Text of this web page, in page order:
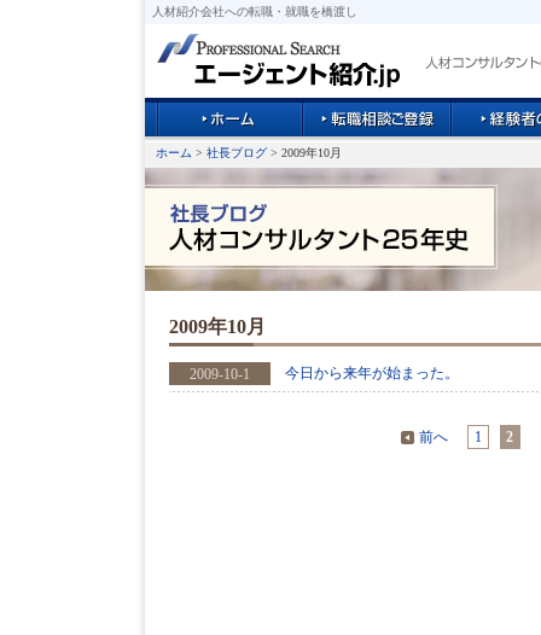
人材紹介会社への転職・就職を橋渡し
ホーム > 社長ブログ > 2009年10月
2009年10月
2009-10-1 今日から来年が始まった。
前へ 1 2